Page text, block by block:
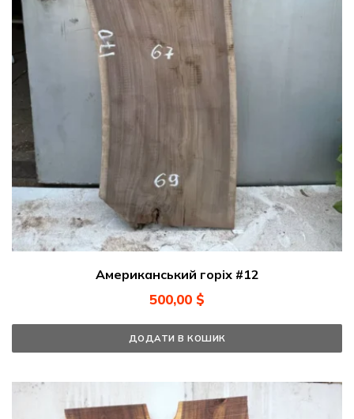
Американський горіх #12
500,00 $
ДОДАТИ В КОШИК